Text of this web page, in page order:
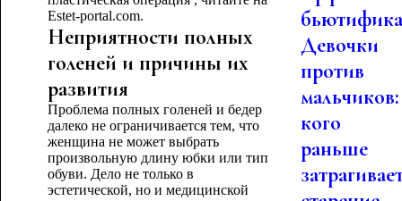
Estet-portal.com.
Неприятности полных
голеней и причины их
развития
Проблема полных голеней и бедер
далеко не ограничивается тем, что
женщина не может выбрать
произвольную длину юбки или тип
обуви. Дело не только в
эстетической, но и медицинской
Девочки
против
мальчиков:
кого
раньше